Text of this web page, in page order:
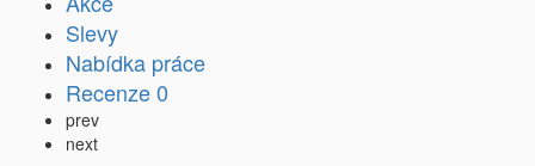
Slevy
Nabídka práce
Recenze0
prev
next